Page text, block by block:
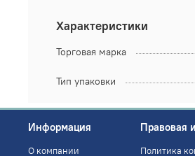
Характеристики
Торговая марка
Тип упаковки
Информация
О компании
Правовая
Политика